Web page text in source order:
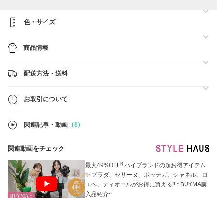
-------------------------------
購入期限が迫っている時や、再出品された際にもお知らせを受け取るこ
好みの商品を買い逃したり、
----------------------------
https://www.buyma.com/contents/safety/anshin.html
■ご注文の前に必ず『お取引について』をご一読下さい
色・サイズ
商品情報
配送方法・送料
お取引について
関連記事・動画 （8）
関連動画をチェック
最大49%OFF⁉ ハイブランドの超お得アイテム
✨ プラダ、セリーヌ、ボッテガ、シャネル、ロ
エベ、ディオールがお得に買える!! ~BUYMA購
入品紹介~